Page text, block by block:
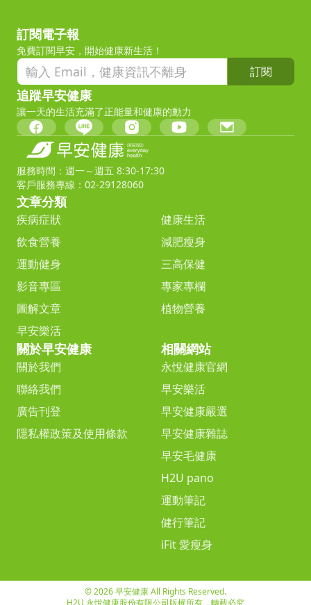
訂閱電子報
免費訂閱早安，開始健康新生活！
訂閱
追蹤早安健康
讓一天的生活充滿了正能量和健康的動力
服務時間：週一～週五 8:30-17:30
客戶服務專線：02-29128060
文章分類
疾病症狀
健康生活
飲食營養
減肥瘦身
運動健身
三高保健
影音專區
專家專欄
圖解文章
植物營養
早安樂活
關於早安健康
關於我們
聯絡我們
廣告刊登
隱私權政策及使用條款
相關網站
永悅健康官網
早安樂活
早安健康嚴選
早安健康雜誌
早安毛健康
H2U pano
運動筆記
健行筆記
iFit 愛瘦身
© 2026 早安健康 All Rights Reserved.
H2U 永悅健康股份有限公司版權所有，轉載必究